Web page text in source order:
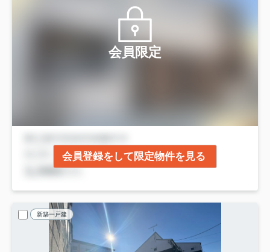
会員限定
会員登録をして限定物件を見る
新築一戸建